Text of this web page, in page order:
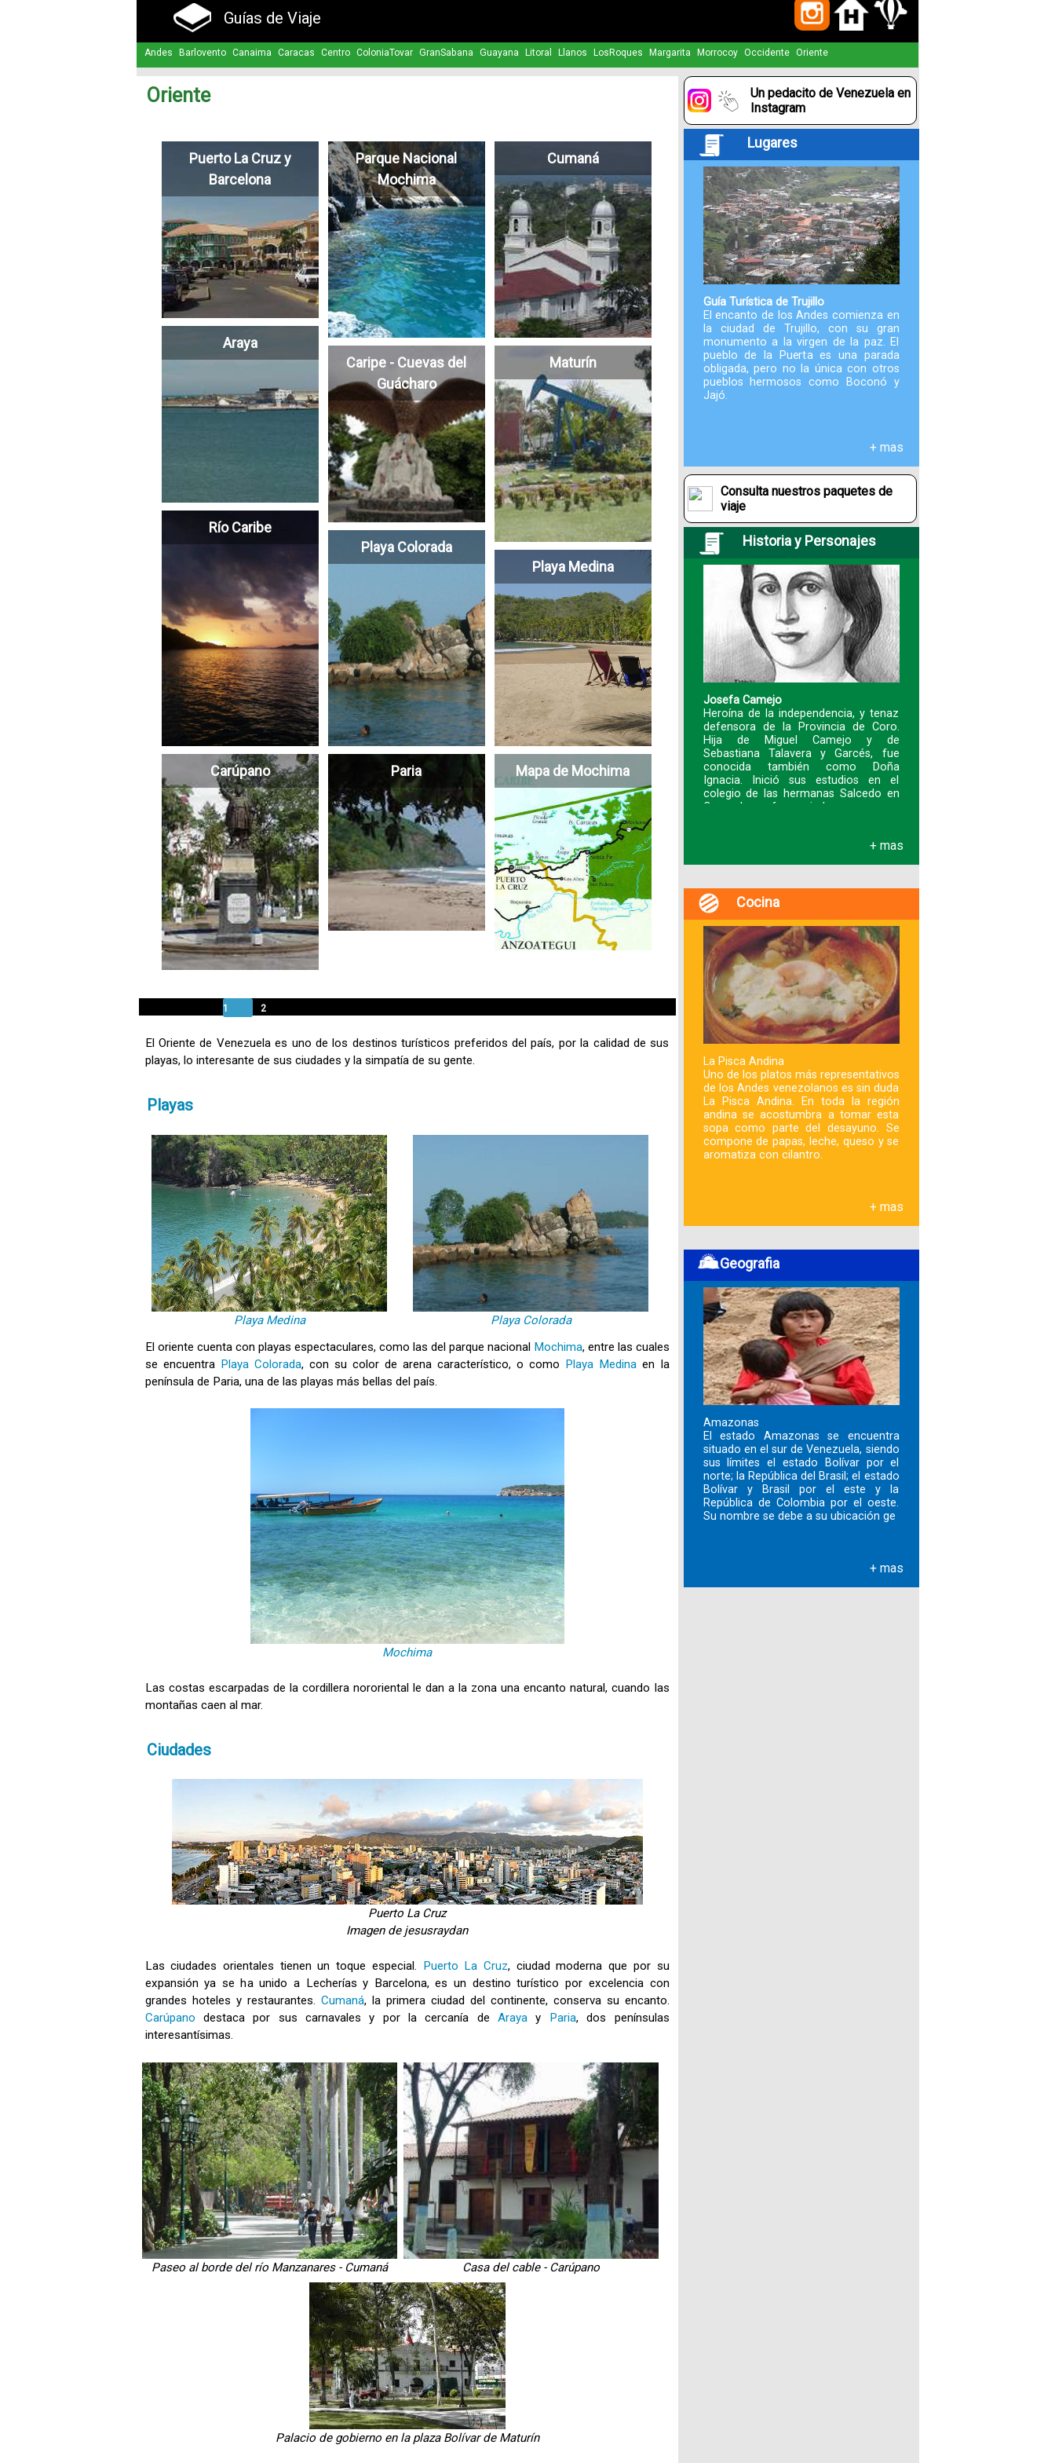
Guías de Viaje
Andes Barlovento Canaima Caracas Centro ColoniaTovar GranSabana Guayana Litoral Llanos LosRoques Margarita Morrocoy Occidente Oriente
Oriente
Puerto La Cruz y
Barcelona
Parque Nacional
Mochima
Cumaná
Araya
Caripe - Cuevas del
Guácharo
Maturín
Río Caribe
Playa Colorada
Playa Medina
Carúpano Paria Mapa de Mochima
1 2
El Oriente de Venezuela es uno de los destinos turísticos preferidos del país, por la calidad de sus
playas, lo interesante de sus ciudades y la simpatía de su gente.
Playas
Playa Medina
Playa Colorada
El oriente cuenta con playas espectaculares, como las del parque nacional Mochima, entre las cuales
se encuentra Playa Colorada, con su color de arena característico, o como Playa Medina en la
península de Paria, una de las playas más bellas del país.
Mochima
Las costas escarpadas de la cordillera nororiental le dan a la zona una encanto natural, cuando las
montañas caen al mar.
Ciudades
Puerto La Cruz
Imagen de jesusraydan
Las ciudades orientales tienen un toque especial. Puerto La Cruz, ciudad moderna que por su
expansión ya se ha unido a Lecherías y Barcelona, es un destino turístico por excelencia con
grandes hoteles y restaurantes. Cumaná, la primera ciudad del continente, conserva su encanto.
Carúpano destaca por sus carnavales y por la cercanía deAraya y Paria, dos penínsulas
interesantísimas.
Paseo al borde del río Manzanares - Cumaná Casa del cable - Carúpano
Palacio de gobierno en la plaza Bolívar de Maturín
Un pedacito de Venezuela en
Instagram
Lugares
Guía Turística de Trujillo
El encanto de los Andes comienza en
la ciudad de Trujillo, con su gran
monumento a la virgen de la paz. El
pueblo de la Puerta es una parada
obligada, pero no la única con otros
pueblos hermosos como Boconó y
Jajó.
+ mas
Consulta nuestros paquetes de
viaje
Historia y Personajes
Josefa Camejo
Heroína de la independencia, y tenaz
defensora de la Provincia de Coro.
Hija de Miguel Camejo y de
Sebastiana Talavera y Garcés, fue
conocida también como Doña
Ignacia. Inició sus estudios en el
colegio de las hermanas Salcedo en
Coro y luego fue enviad
+ mas
Cocina
La Pisca Andina
Uno de los platos más representativos
de los Andes venezolanos es sin duda
La Pisca Andina. En toda la región
andina se acostumbra a tomar esta
sopa como parte del desayuno. Se
compone de papas, leche, queso y se
aromatiza con cilantro.
+ mas
Geografia
Amazonas
El estado Amazonas se encuentra
situado en el sur de Venezuela, siendo
sus límites el estado Bolívar por el
norte; la República del Brasil; el estado
Bolívar y Brasil por el este y la
República de Colombia por el oeste.
Su nombre se debe a su ubicación ge
+ mas